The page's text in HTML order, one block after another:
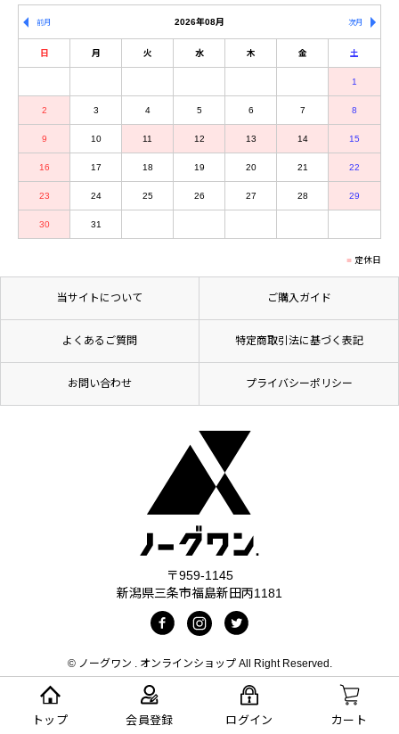
トップ 会員登録 ログイン カート
2026年08月
前月 次月
日 月 火 水 木 金 土
1
2 3 4 5 6 7 8
9 10 11 12 13 14 15
16 17 18 19 20 21 22
23 24 25 26 27 28 29
30 31
定休日
当サイトについて ご購入ガイド
よくあるご質問 特定商取引法に基づく表記
お問い合わせ プライバシーポリシー
〒959-1145
新潟県三条市福島新田丙1181
© ノーグワン . オンラインショップ All Right Reserved.